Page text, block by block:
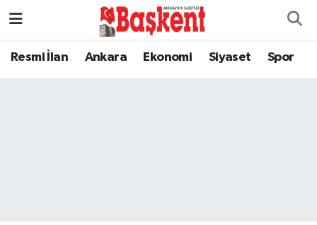
Resmi İlan Ankara Ekonomi Siyaset Spor